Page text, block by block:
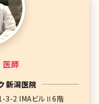
医師
新潟医院
3-2 IMAビルⅡ6階